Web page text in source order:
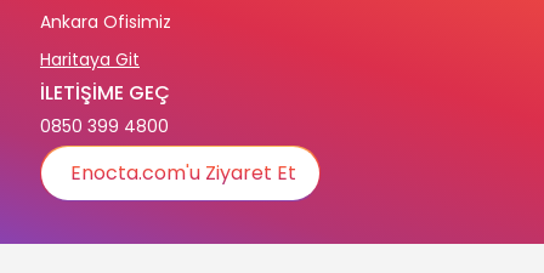
Ankara Ofisimiz
Haritaya Git
İLETİŞİME GEÇ
0850 399 4800
Enocta.com'u Ziyaret Et